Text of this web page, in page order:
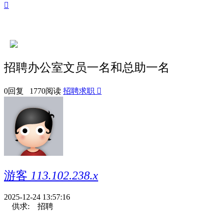

招聘办公室文员一名和总助一名
0回复 1770阅读 招聘求职 
游客 113.102.238.x
2025-12-24 13:57:16
供求:
招聘